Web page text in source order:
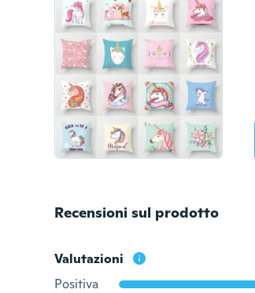
Recensioni sul prodotto
Valutazioni
Positiva